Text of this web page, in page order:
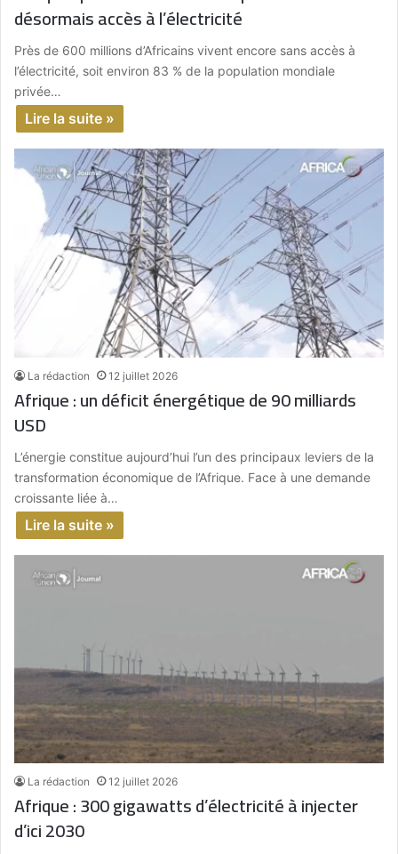
désormais accès à l’électricité
Près de 600 millions d’Africains vivent encore sans accès à
l’électricité, soit environ 83 % de la population mondiale
privée…
Lire la suite »
La rédaction 12 juillet 2026
Afrique : un déficit énergétique de 90 milliards
USD
L’énergie constitue aujourd’hui l’un des principaux leviers de la
transformation économique de l’Afrique. Face à une demande
croissante liée à…
Lire la suite »
La rédaction 12 juillet 2026
Afrique : 300 gigawatts d’électricité à injecter
d’ici 2030